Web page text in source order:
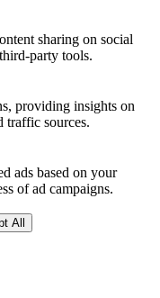
sharing on social
party tools.
providing insights on
traffic sources.
ads based on your
of ad campaigns.
All